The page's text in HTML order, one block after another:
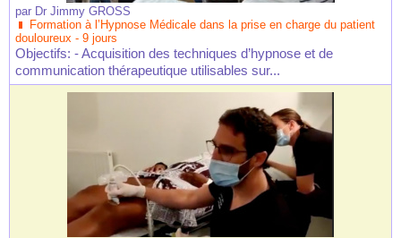
par Dr Jimmy GROSS
Formation à l’Hypnose Médicale dans la prise en charge du patient
douloureux - 9 jours
Objectifs: - Acquisition des techniques d’hypnose et de
communication thérapeutique utilisables sur...